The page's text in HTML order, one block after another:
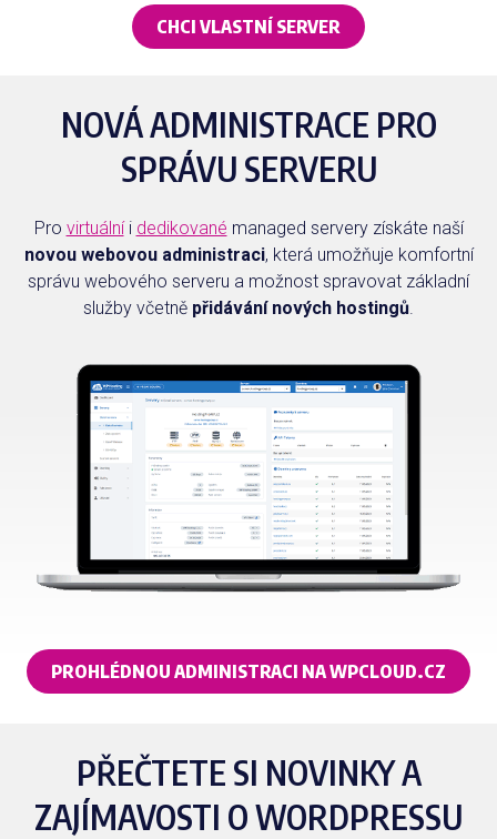
CHCI VLASTNÍ SERVER
NOVÁ ADMINISTRACE PRO
SPRÁVU SERVERU
Pro virtuálníi dedikované managed servery získáte naší
novou webovou administraci, která umožňuje komfortní
správu webového serveru a možnost spravovat základní
služby včetně přidávání nových hostingů.
PROHLÉDNOU ADMINISTRACI NA WPCLOUD.CZ
PŘEČTETE SI NOVINKY A
ZAJÍMAVOSTI O WORDPRESSU